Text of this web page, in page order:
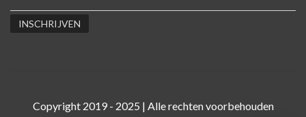
Copyright 2019 - 2025 | Alle rechten voorbehouden